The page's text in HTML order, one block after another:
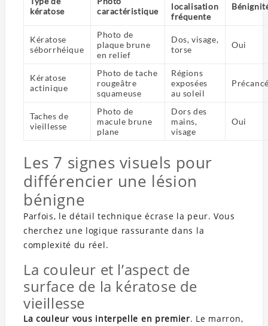
kératose
caractéristique
localisation
fréquente
Kératose
séborrhéique
Photo de
plaque brune
en relief
Dos, visage,
torse
Oui
Kératose
actinique
Photo de tache
rougeâtre
squameuse
Régions
exposées
au soleil
Taches de
vieillesse
Photo de
macule brune
plane
Dors des
mains,
visage
Oui
Les 7 signes visuels pour
différencier une lésion
bénigne
Parfois, le détail technique écrase la peur. Vous
cherchez une logique rassurante dans la
complexité du réel.
La couleur et l’aspect de
surface de la kératose de
vieillesse
La couleur vous interpelle en premier. Le marron,